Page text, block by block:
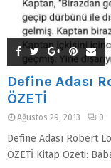
Define Adası
ÖZETİ
Ağustos 29, 2013 0
Define Adası Robert
ÖZETİ Kitap Özeti: